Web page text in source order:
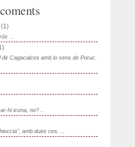
(1)
...
dir Cagacalces amb lo sens de Poruc.
hi icona, no? ...
amb dues ces. ...